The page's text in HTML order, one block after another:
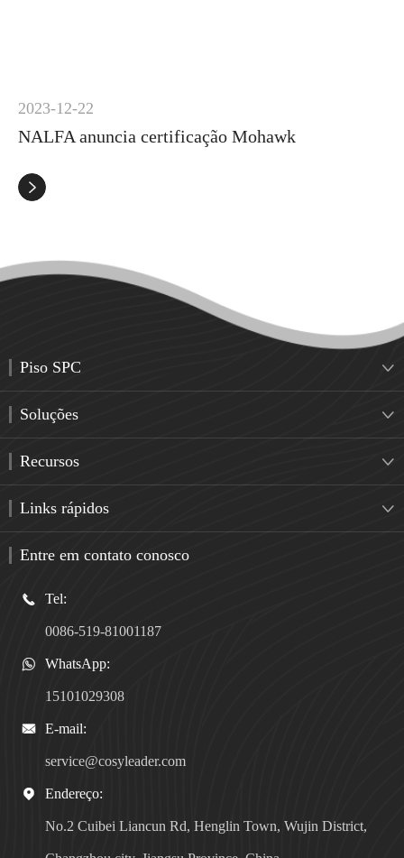
2023-12-22
NALFA anuncia certificação Mohawk

Piso SPC 
Soluções 
Recursos 
Links rápidos 
Entre em contato conosco
 Tel:
0086-519-81001187
 WhatsApp:
15101029308
 E-mail:
service@cosyleader.com
 Endereço:
No.2 Cuibei Liancun Rd, Henglin Town, Wujin District,